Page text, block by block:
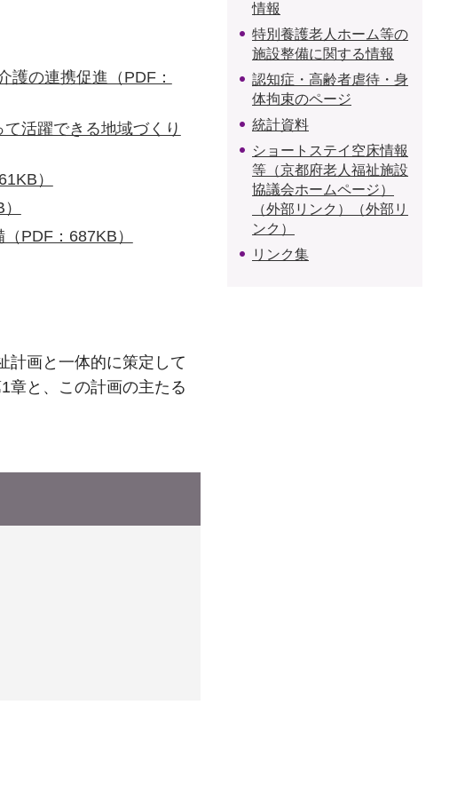
護の連携促進（PDF：
活躍できる地域づくり
）
PDF：687KB）
計画と一体的に策定して
章と、この計画の主たる
情報
特別養護老人ホーム等の
施設整備に関する情報
認知症・高齢者虐待・身
体拘束のページ
統計資料
ショートステイ空床情報
等（京都府老人福祉施設
協議会ホームページ）
（外部リンク）（外部リ
ンク）
リンク集